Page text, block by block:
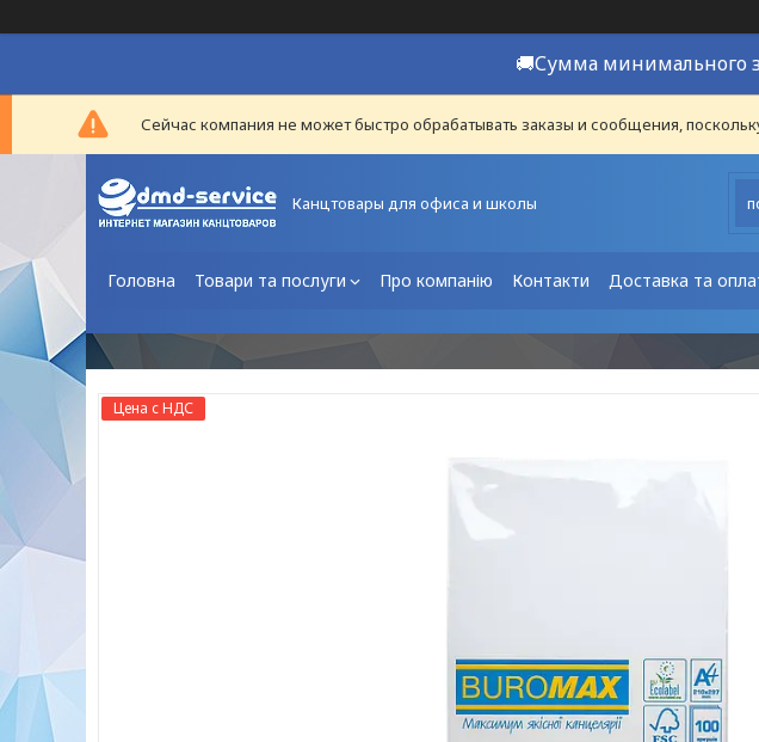
🚚Сумма минимального
Сейчас компания не может быстро обрабатывать заказы и сообщения,
Канцтовары для офиса и школы
Головна Товари та послуги Про компанію Контакти Доставка та
Цена с НДС